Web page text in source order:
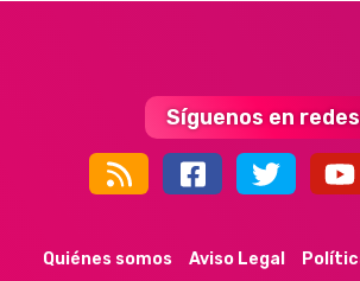
Síguenos en
Quiénes somos Aviso Legal